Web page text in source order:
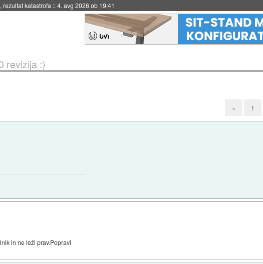
katastrofa ::4. avg 2026 ob 19:41
revizija :)
« 1
in ne leži prav.Popravi